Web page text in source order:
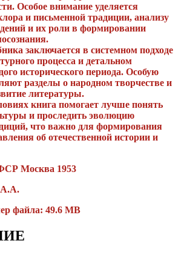
Особое внимание уделяется
и письменной традиции, анализу
и их роли в формировании
заключается в системном подходе
процесса и детальном
исторического периода. Особую
разделы о народном творчестве и
литературы.
книга помогает лучше понять
и проследить эволюцию
что важно для формирования
об отечественной истории и
Москва 1953
файла: 49.6 MB